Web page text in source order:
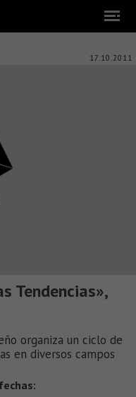
17.10.2011
Tendencias»,
organiza un ciclo de
en diversos campos